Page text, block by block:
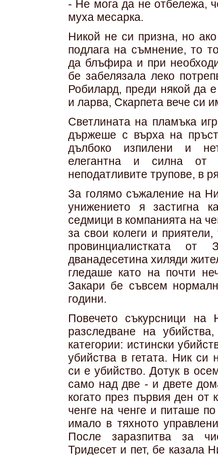
- Не мога да не отбележа,
муха месарка.
Никой не си призна, но
подлага на съмнение, то
да блъфира и при
бе забелязала леко
Робилард, преди някой да
и ларва, Скарпета вече си
Светлината на пламъка
държеше с върха на
дълбоко изпилени и
елегантна и силна от
неподатливите трупове, в
За голямо съжаление на
унижението я застигна
седмици в компанията на
за свои колеги и
провинциалистката
дванадесетина хиляди
гледаше като на почти
Закари бе съвсем
години.
Повечето съкурсници на
разследване на
категории: истински
убийства в гетата. Ник си
си е убийство. Дотук в
само над две - и двете
когато през първия ден от
ченге на ченге и питаше
имало в тяхното
После заразпитва за
Тридесет и пет, бе казала